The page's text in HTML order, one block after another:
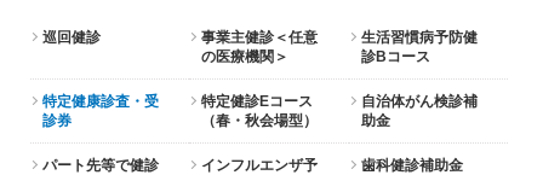
巡回健診
事業主健診＜任意
の医療機関＞
生活習慣病予防健
診Bコース
特定健康診査・受
診券
特定健診Eコース
（春・秋会場型）
自治体がん検診補
助金
パート先等で健診
インフルエンザ予
歯科健診補助金